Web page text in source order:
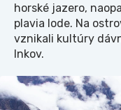
horské jazero,
plavia lode. Na
vznikali kultúry
Inkov.